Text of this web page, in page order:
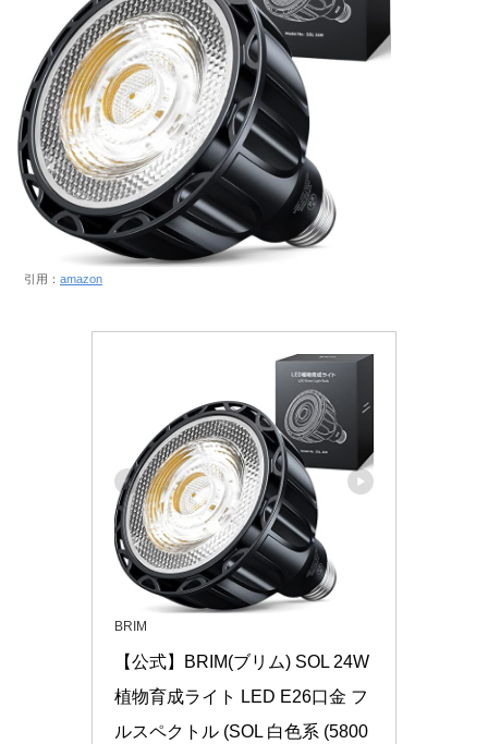
引用： amazon
BRIM
【公式】BRIM(ブリム) SOL 24W
植物育成ライト LED E26口金 フ
ルスペクトル (SOL 白色系 (5800